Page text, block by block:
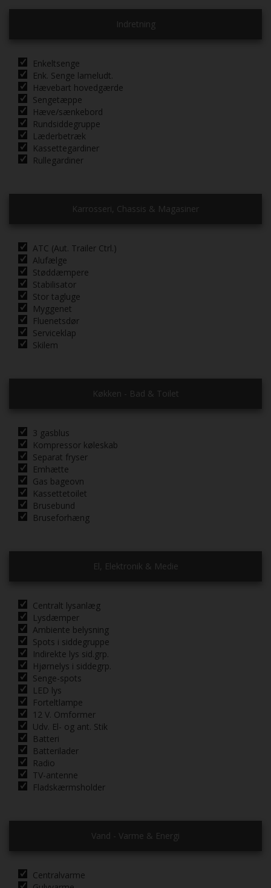
Indretning
Enkeltsenge
Enk. Senge lameludt.
Hævebart hovedgærde
Sengetæppe
Hæve/sænkebord
Rundsiddegruppe
Læderbetræk
Kassettegardiner
Rullegardiner
Karrosseri, Chassis & Magasiner
ATC (Aut. Trailer Ctrl.)
Alufælge
Støddæmpere
Stabilisator
Stor tagluge
Myggenet
Fluenetsdør
Serviceklap
Skilem
Køkken - Bad & Toilet
3 gasblus
Kompressor køleskab
Separat fryser
Emhætte
Gas bageovn
Kassettetoilet
Brusebund
Bruseforhæng
El, Elektronik & Medie
Centralt lysanlæg
Lysdæmper
Ambiente belysning
Spots i siddegruppe
Indirekte lys sid.grp.
Hjørnelys i siddegrp.
Senge-spots
LED lys
Forteltlampe
12 V. Omformer
Udv. El- og ant. Stik
Batteri
Batterilader
Radio
TV-antenne
Fladskærmsholder
Vand - Varme & Energi
Centralvarme